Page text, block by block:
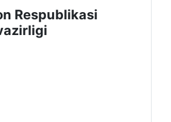
Respublikasi